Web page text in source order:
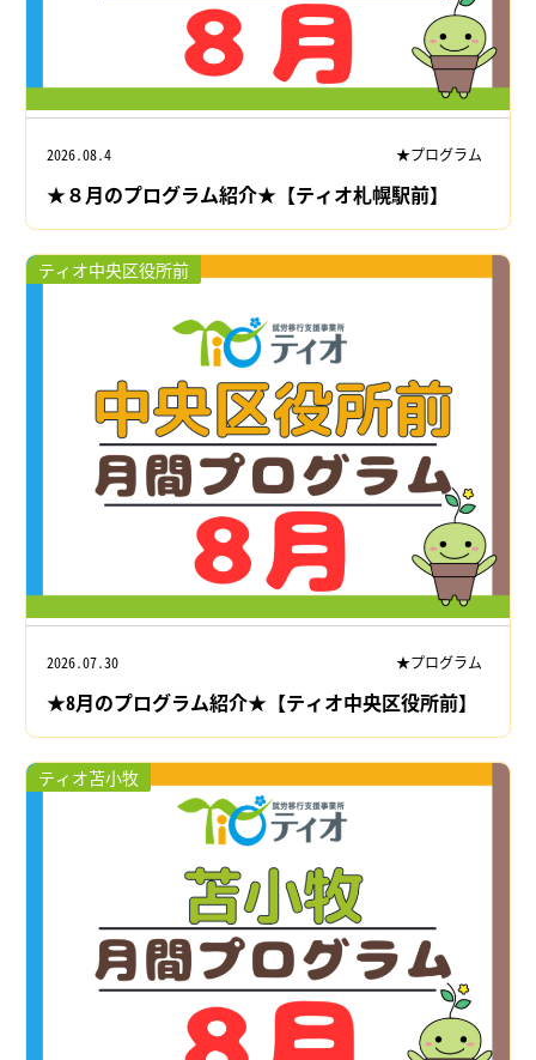
2026.08.4 ★プログラム
★８月のプログラム紹介★【ティオ札幌駅前】
ティオ中央区役所前
2026.07.30 ★プログラム
★8月のプログラム紹介★【ティオ中央区役所前】
ティオ苫小牧